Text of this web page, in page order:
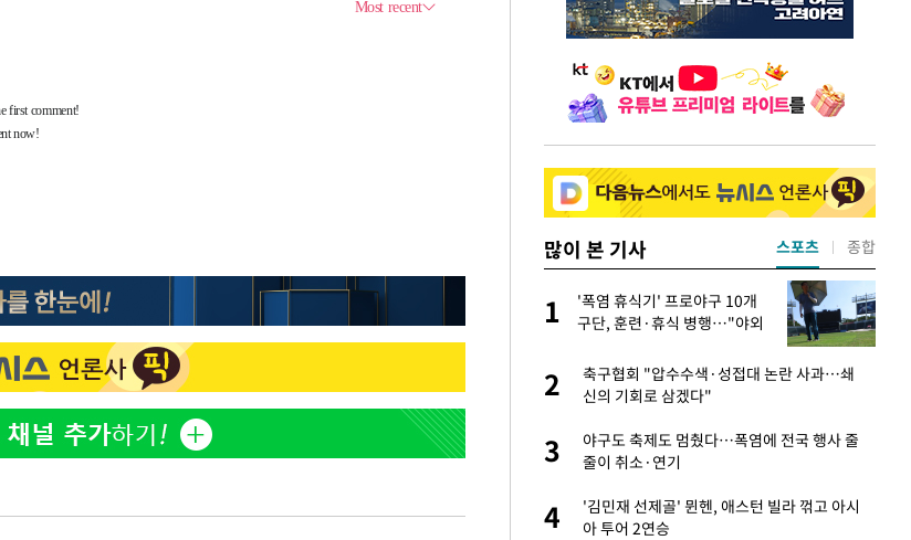
많이 본 기사
"창 3개 띄워도 답답함 없
네"…'폴드8 울트라', 일주일
써보니
2
학 뒤집는 것"
3
'폭염 휴식기' 프로야구 10개 구단, 훈련·휴
식 병행…"야외 훈련 해도 안전 최우선"
4
1
'폭염 휴식기' 프로야구 10개
구단, 훈련·휴식 병행…"야외
2
축구협회 "압수수색·성접대 논란 사과…쇄
신의 기회로 삼겠다"
3
야구도 축제도 멈췄다…폭염에 전국 행사 줄
줄이 취소·연기
4
'김민재 선제골' 뮌헨, 애스턴 빌라 꺾고 아시
아 투어 2연승
스포츠 종합